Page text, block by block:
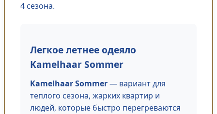
4 сезона.
Легкое летнее одеяло
Kamelhaar Sommer
Kamelhaar Sommer— вариант для
теплого сезона, жарких квартир и
людей, которые быстро перегреваются